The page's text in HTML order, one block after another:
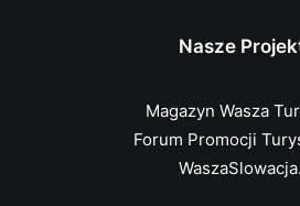
Nasze
Magazyn Wasza
Forum Promocji